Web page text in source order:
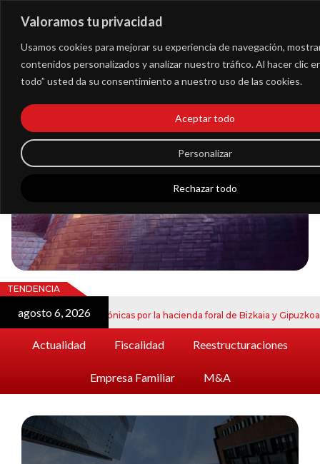
Valoramos tu privacidad
Usamos cookies para mejorar su experiencia de navegación,
contenidos personalizados y analizar nuestro tráfico. Al hacer clic
todo” usted da su consentimiento a nuestro uso de las cookies.
Personalizar
Rechazar todo
Aceptar todo
Blog
Noticias
TENDENCIA
agosto 6, 2026
electrónicas por la hacienda foral de Bizkaia y Gipuzkoa julio
Actualidad Fiscalidad Reestructuraciones
Empresa Familiar M&A